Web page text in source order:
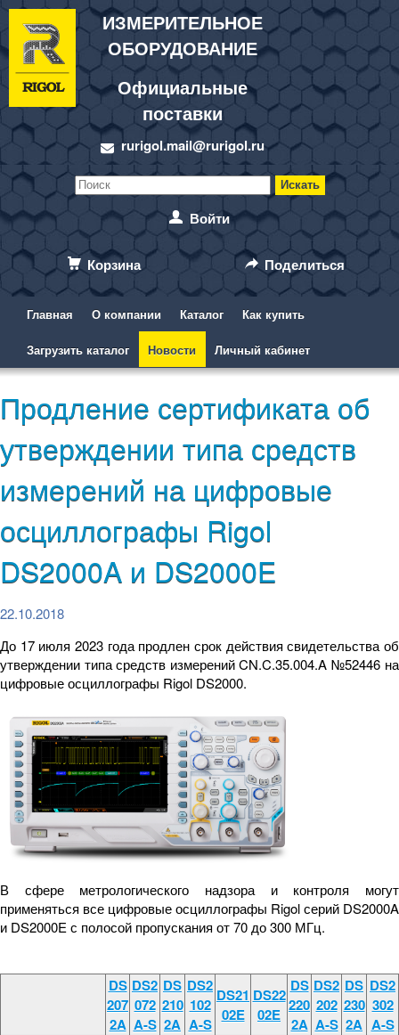
ИЗМЕРИТЕЛЬНОЕ
ОБОРУДОВАНИЕ
Официальные
поставки
rurigol.mail@rurigol.ru
Войти
Корзина Поделиться
Главная О компании Каталог Как купить
Загрузить каталог Новости Личный кабинет
Продление сертификата об
утверждении типа средств
измерений на цифровые
осциллографы Rigol
DS2000A и DS2000E
22.10.2018
До 17 июля 2023 года продлен срок действия свидетельства об
утверждении типа средств измерений CN.C.35.004.A №52446 на
цифровые осциллографы Rigol DS2000.
В сфере метрологического надзора и контроля могут
применяться все цифровые осциллографы Rigol серий DS2000A
и DS2000E с полосой пропускания от 70 до 300 МГц.
DS
207
2A
DS2
072
A-S
DS
210
2A
DS2
102
A-S
DS21
02E
DS22
02E
DS
220
2A
DS2
202
A-S
DS
230
2A
DS2
302
A-S